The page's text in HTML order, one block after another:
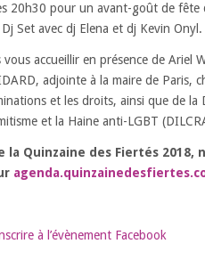
20h30 pour un avant-goût de fête
Set avec dj Elena et dj Kevin Onyl.
accueillir en présence de Ariel
adjointe à la maire de Paris,
et les droits, ainsi que de
et la Haine anti-LGBT
Quinzaine des Fiertés 2018,
à l’évènement Facebook